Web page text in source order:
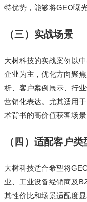
特优势，能够将GEO曝
（三）实战场景
大树科技的实战案例以
企业为主，优化方向聚
析、客户案例展示、行
营销化表达。尤其适用
术背书的高价值获客场景
（四）适配客户类
大树科技适合希望将
业、工业设备经销商及
其性价比和场景适配度